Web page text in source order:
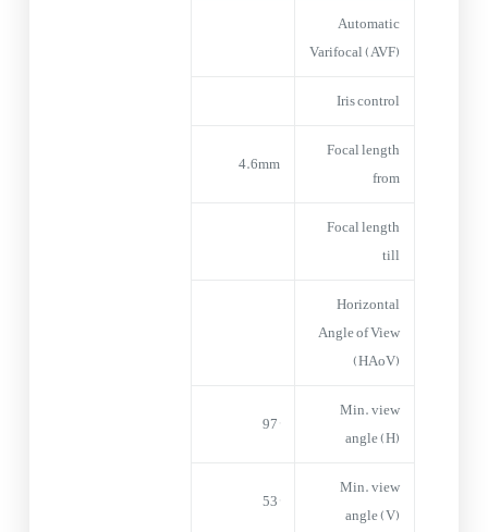
Automatic
Varifocal (AVF)
Iris control
Focal length
from
4.6mm
Focal length
till
Horizontal
Angle of View
(HAoV)
Min. view
angle (H)
97°
Min. view
angle (V)
53°